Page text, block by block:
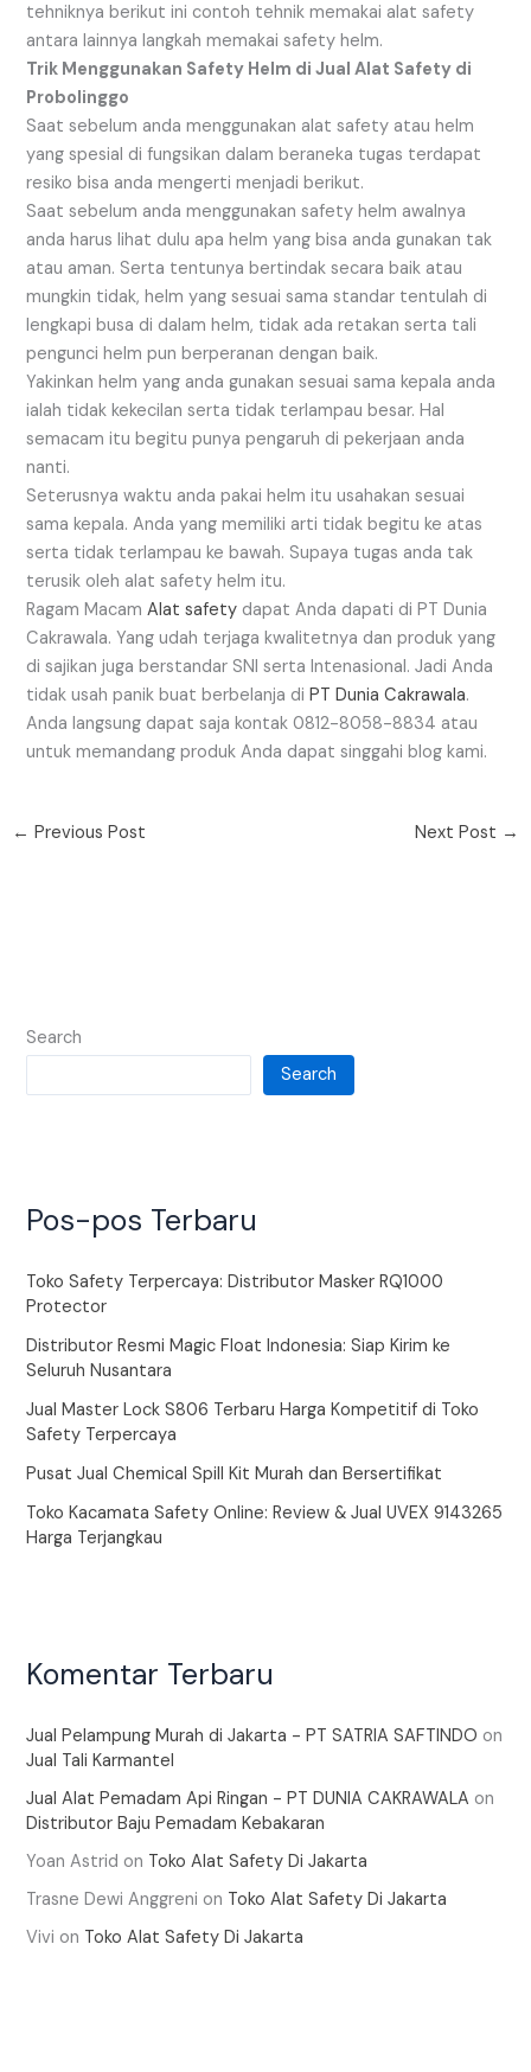
tehniknya berikut ini contoh tehnik memakai alat safety
antara lainnya langkah memakai safety helm.
Trik Menggunakan Safety Helm di Jual Alat Safety di
Probolinggo
Saat sebelum anda menggunakan alat safety atau helm
yang spesial di fungsikan dalam beraneka tugas terdapat
resiko bisa anda mengerti menjadi berikut.
Saat sebelum anda menggunakan safety helm awalnya
anda harus lihat dulu apa helm yang bisa anda gunakan tak
atau aman. Serta tentunya bertindak secara baik atau
mungkin tidak, helm yang sesuai sama standar tentulah di
lengkapi busa di dalam helm, tidak ada retakan serta tali
pengunci helm pun berperanan dengan baik.
Yakinkan helm yang anda gunakan sesuai sama kepala anda
ialah tidak kekecilan serta tidak terlampau besar. Hal
semacam itu begitu punya pengaruh di pekerjaan anda
nanti.
Seterusnya waktu anda pakai helm itu usahakan sesuai
sama kepala. Anda yang memiliki arti tidak begitu ke atas
serta tidak terlampau ke bawah. Supaya tugas anda tak
terusik oleh alat safety helm itu.
Ragam MacamAlat safety dapat Anda dapati di PT Dunia
Cakrawala. Yang udah terjaga kwalitetnya dan produk yang
di sajikan juga berstandar SNI serta Intenasional. Jadi Anda
tidak usah panik buat berbelanja diPT Dunia Cakrawala.
Anda langsung dapat saja kontak 0812-8058-8834 atau
untuk memandang produk Anda dapat singgahi blog kami.
← Previous Post Next Post →
Search
Search
Pos-pos Terbaru
Toko Safety Terpercaya: Distributor Masker RQ1000
Protector
Distributor Resmi Magic Float Indonesia: Siap Kirim ke
Seluruh Nusantara
Jual Master Lock S806 Terbaru Harga Kompetitif di Toko
Safety Terpercaya
Pusat Jual Chemical Spill Kit Murah dan Bersertifikat
Toko Kacamata Safety Online: Review & Jual UVEX 9143265
Harga Terjangkau
Komentar Terbaru
Jual Pelampung Murah di Jakarta - PT SATRIA SAFTINDO on
Jual Tali Karmantel
Jual Alat Pemadam Api Ringan - PT DUNIA CAKRAWALA on
Distributor Baju Pemadam Kebakaran
Yoan Astrid on Toko Alat Safety Di Jakarta
Trasne Dewi Anggreni on Toko Alat Safety Di Jakarta
Vivi on Toko Alat Safety Di Jakarta